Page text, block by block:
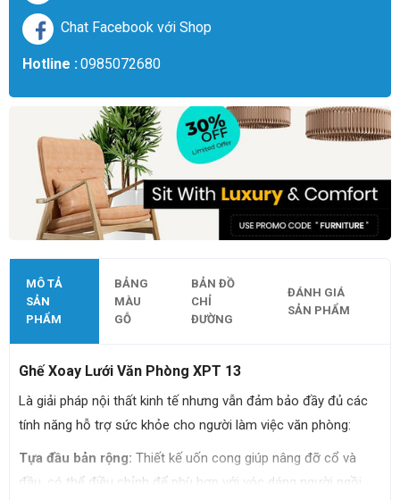
Chat Facebook với Shop
Hotline :0985072680
MÔ TẢ
SẢN
PHẨM
BẢNG
MÀU
GỖ
BẢN ĐỒ
CHỈ
ĐƯỜNG
ĐÁNH GIÁ
SẢN PHẨM
Ghế Xoay Lưới Văn Phòng XPT 13
Là giải pháp nội thất kinh tế nhưng vẫn đảm bảo đầy đủ các
tính năng hỗ trợ sức khỏe cho người làm việc văn phòng:
Tựa đầu bản rộng: Thiết kế uốn cong giúp nâng đỡ cổ và
đầu, có thể điều chỉnh để phù hợp với vóc dáng người ngồi,